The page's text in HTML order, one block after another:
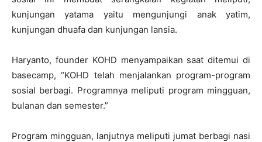
kunjungan yatama yaitu mengunjungi anak yatim,
kunjungan dhuafa dan kunjungan lansia.
Haryanto, founder KOHD menyampaikan saat ditemui di
basecamp, “KOHD telah menjalankan program-program
sosial berbagi. Programnya meliputi program mingguan,
bulanan dan semester.”
Program mingguan, lanjutnya meliputi jumat berbagi nasi